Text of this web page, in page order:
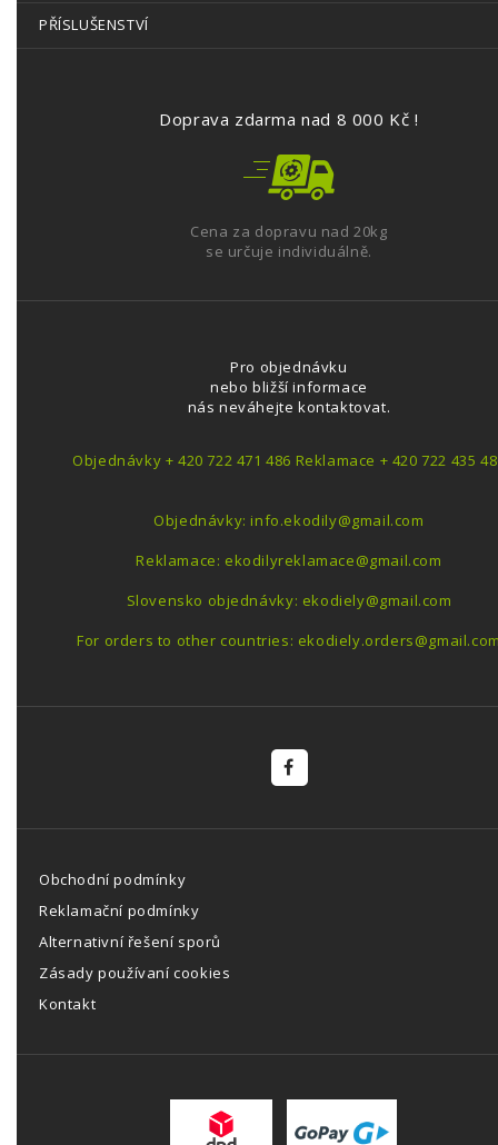
PŘÍSLUŠENSTVÍ
Doprava zdarma nad 8 000 Kč !
Cena za dopravu nad 20kg
se určuje individuálně.
Pro objednávku
nebo bližší informace
nás neváhejte kontaktovat.
Objednávky + 420 722 471 486 Reklamace + 420 722 435
Objednávky: info.ekodily@gmail.com
Reklamace: ekodilyreklamace@gmail.com
Slovensko objednávky: ekodiely@gmail.com
For orders to other countries:
Obchodní podmínky
Reklamační podmínky
Alternativní řešení sporů
Zásady používaní cookies
Kontakt